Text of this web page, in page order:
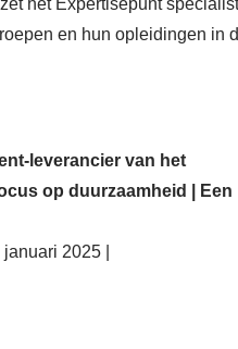
het Expertisepunt
en hun opleidingen in
leverancier van het
op duurzaamheid | Een
januari 2025 |